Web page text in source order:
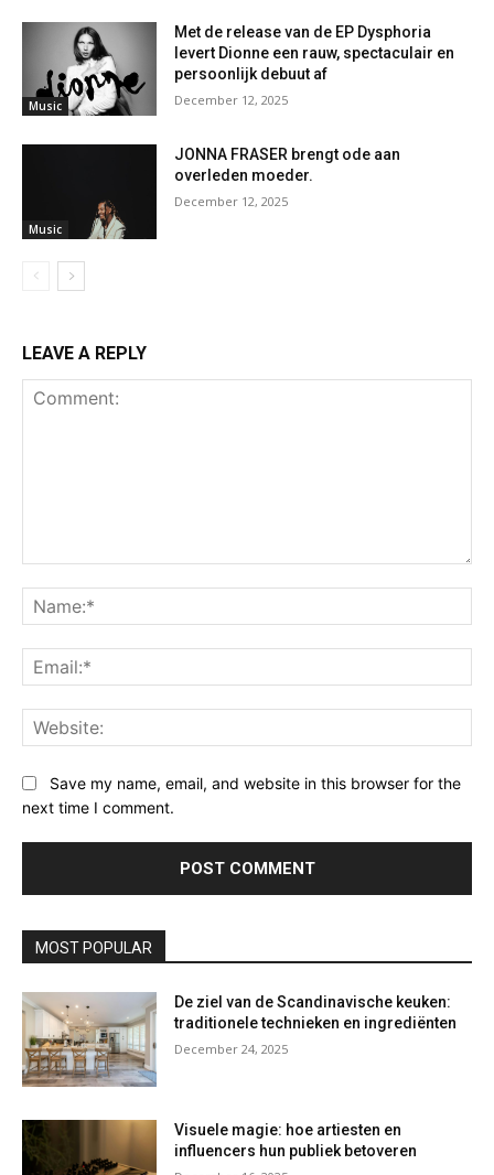
Music
Met de release van de EP Dysphoria
levert Dionne een rauw, spectaculair en
persoonlijk debuut af
December 12, 2025
Music
JONNA FRASER brengt ode aan
overleden moeder.
December 12, 2025
LEAVE A REPLY
Save my name, email, and website in this browser for the
next time I comment.
MOST POPULAR
De ziel van de Scandinavische keuken:
traditionele technieken en ingrediënten
December 24, 2025
Visuele magie: hoe artiesten en
influencers hun publiek betoveren